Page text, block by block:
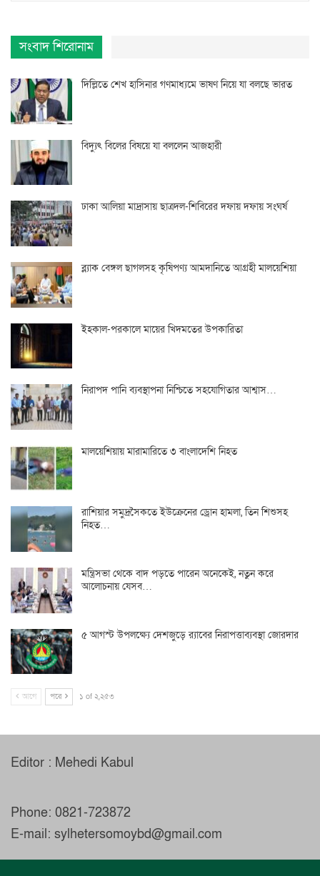
সংবাদ শিরোনাম
দিল্লিতে শেখ হাসিনার গণমাধ্যমে ভাষণ নিয়ে যা বলছে ভারত
বিদ্যুৎ বিলের বিষয়ে যা বললেন আজহারী
ঢাকা আলিয়া মাদ্রাসায় ছাত্রদল-শিবিরের দফায় দফায় সংঘর্ষ
ব্ল্যাক বেঙ্গল ছাগলসহ কৃষিপণ্য আমদানিতে আগ্রহী মালয়েশিয়া
ইহকাল-পরকালে মায়ের খিদমতের উপকারিতা
নিরাপদ পানি ব্যবস্থাপনা নিশ্চিতে সহযোগিতার আশ্বাস…
মালয়েশিয়ায় মারামারিতে ৩ বাংলাদেশি নিহত
রাশিয়ার সমুদ্রসৈকতে ইউক্রেনের ড্রোন হামলা, তিন শিশুসহ
নিহত…
মন্ত্রিসভা থেকে বাদ পড়তে পারেন অনেকেই, নতুন করে
আলোচনায় যেসব…
৫ আগস্ট উপলক্ষ্যে দেশজুড়ে র‌্যাবের নিরাপত্তাব্যবস্থা জোরদার
আগে পরে ১ of ২,২৫৩
Editor : Mehedi Kabul
Phone: 0821-723872
E-mail: sylhetersomoybd@gmail.com